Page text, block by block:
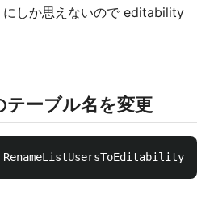
にしか思えないので editability
テーブル名を変更